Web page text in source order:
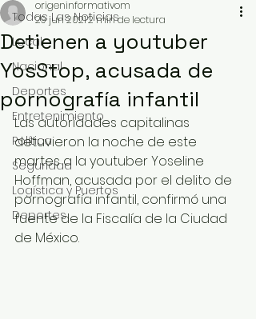
Todas Las Noticias
Local
Nacional
Deportes
Entretenimiento
Política
Seguridad
Logística y Puertos
Deportes
Detienen a youtuber
YosStop, acusada de
pornografía infantil
origeninformativom
29 jun 20212 min de lectura
Las autoridades capitalinas
detuvieron la noche de este
martes a la youtuber Yoseline
Hoffman, acusada por el delito de
pornografía infantil, confirmó una
fuente de la Fiscalía de la Ciudad
de México.